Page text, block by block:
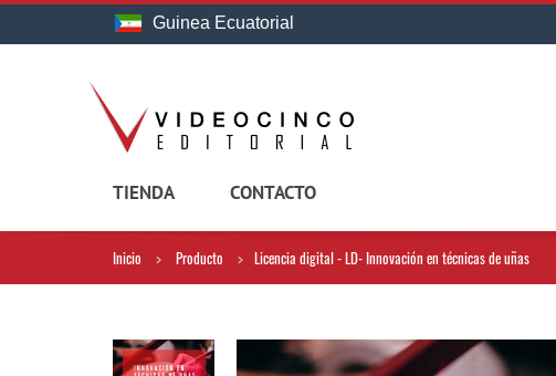
Guinea Ecuatorial
TIENDA CONTACTO
Inicio Producto Licencia digital - LD- Innovación en técnicas de uñas